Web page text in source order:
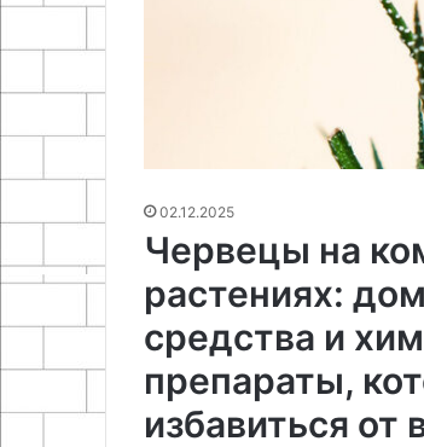
02.12.2025
Червецы на
растениях:
средства и
препараты,
избавиться от